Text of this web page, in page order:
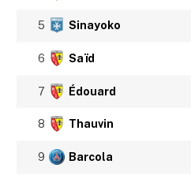
5 Sinayoko
6 Saïd
7 Édouard
8 Thauvin
9 Barcola